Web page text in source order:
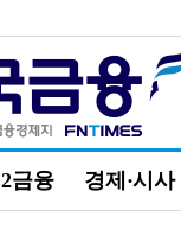
2금융 경제·시사